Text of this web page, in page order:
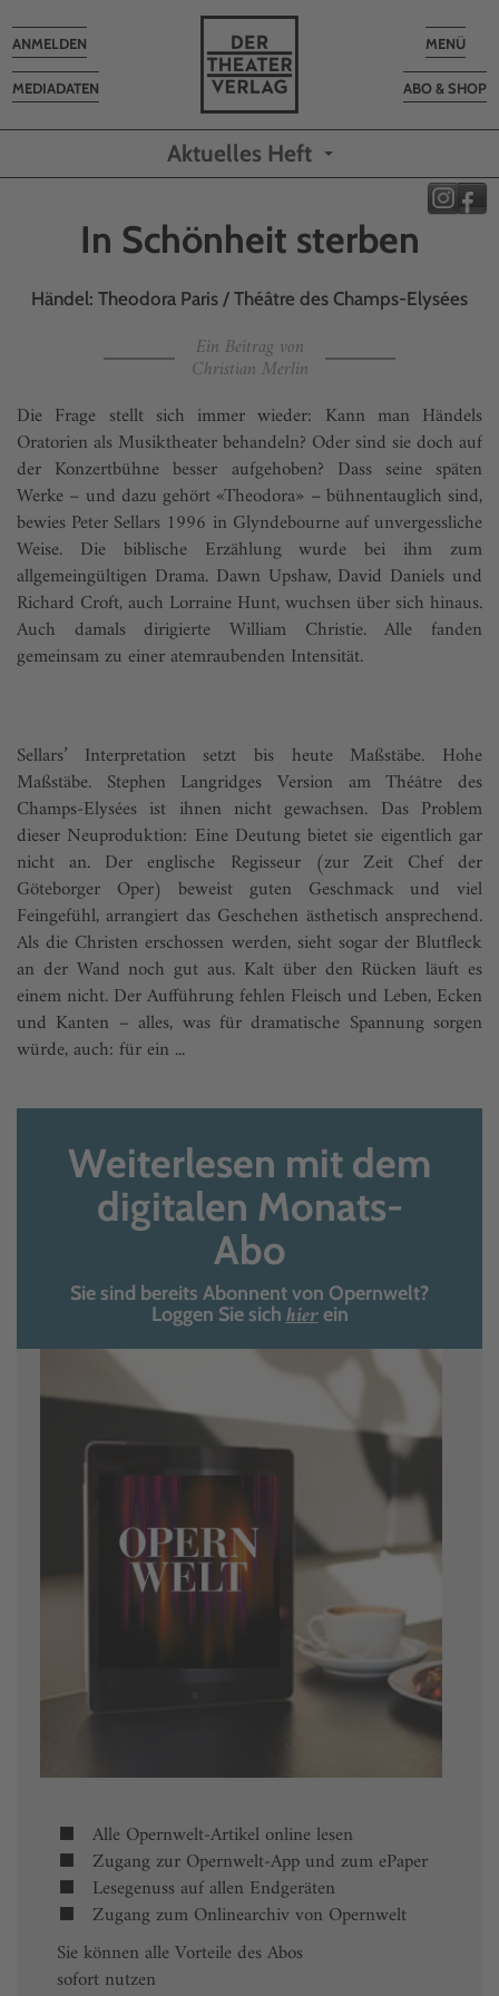
Toggle
MENÜ
ABO & SHOP
MEDIADATEN
Toggle
navigation
ANMELDEN
Aktuelles Heft
In Schönheit sterben
Händel: Theodora Paris / Théâtre des Champs-Elysées
Ein Beitrag von
Christian Merlin
Die Frage stellt sich immer wieder: Kann man Händels
Oratorien als Musiktheater behandeln? Oder sind sie doch auf
der Konzertbühne besser aufgehoben? Dass seine späten
Werke – und dazu gehört «Theodora» – bühnentauglich sind,
bewies Peter Sellars 1996 in Glyndebourne auf unvergessliche
Weise. Die biblische Erzählung wurde bei ihm zum
allgemeingültigen Drama. Dawn Upshaw, David Daniels und
Richard Croft, auch Lorraine Hunt, wuchsen über sich hinaus.
Auch damals dirigierte William Christie. Alle fanden
gemeinsam zu einer atemraubenden Intensität.
Sellars’ Interpretation setzt bis heute Maßstäbe. Hohe
Maßstäbe. Stephen Langridges Version am Théâtre des
Champs-Elysées ist ihnen nicht gewachsen. Das Problem
dieser Neuproduktion: Eine Deutung bietet sie eigentlich gar
nicht an. Der englische Regisseur (zur Zeit Chef der
Göteborger Oper) beweist guten Geschmack und viel
Feingefühl, arrangiert das Geschehen ästhetisch ansprechend.
Als die Christen erschossen werden, sieht sogar der Blutfleck
an der Wand noch gut aus. Kalt über den Rücken läuft es
einem nicht. Der Aufführung fehlen Fleisch und Leben, Ecken
und Kanten – alles, was für dramatische Spannung sorgen
würde, auch: für ein ...
Weiterlesen mit dem
digitalen Monats-
Abo
Sie sind bereits Abonnent von Opernwelt?
Loggen Sie sich hierein
Alle Opernwelt-Artikel online lesen
Zugang zur Opernwelt-App und zum ePaper
Lesegenuss auf allen Endgeräten
Zugang zum Onlinearchiv von Opernwelt
Sie können alle Vorteile des Abos
sofort nutzen